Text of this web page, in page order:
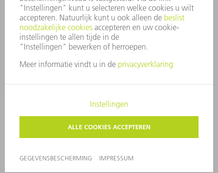
MILIEU EN KLIMAAT
SAMENLEVING EN ONDERNEMING
BEDRIJFSVOERING
GEGEVENSBESCHERMING
COPYRIGHT EN LOGO
ALGEMENE VOORWAARDEN
PRIVACY-INSTELLINGEN